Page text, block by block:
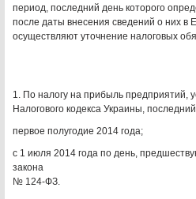
период, последний день которого
после даты внесения сведений о них
осуществляют уточнение налоговых
1. По налогу на прибыль предприятий,
Налогового кодекса Украины,
первое полугодие 2014 года;
с 1 июля 2014 года по день,
закона
№ 124-ФЗ.